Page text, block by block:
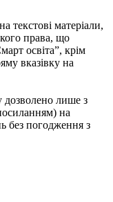
текстові матеріали,
права, що
освіта”, крім
вказівку на
дозволено лише з
на
без погодження з